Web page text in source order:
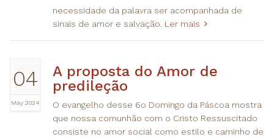
necessidade da palavra ser acompanhada de
sinais de amor e salvação. Ler mais
04
May 2024
A proposta do Amor de
predileção
O evangelho desse 6o Domingo da Páscoa mostra
que nossa comunhão com o Cristo Ressuscitado
consiste no amor social como estilo e caminho de